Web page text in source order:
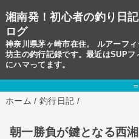
湘南発！初心者の釣り日
ログ
神奈川県茅ヶ崎市在住。 ルアーフ
坊主の釣行記録です。最近はSUPフ
にハマってます。
=
ホーム / 釣行日記 /
朝一勝負が鍵となる西